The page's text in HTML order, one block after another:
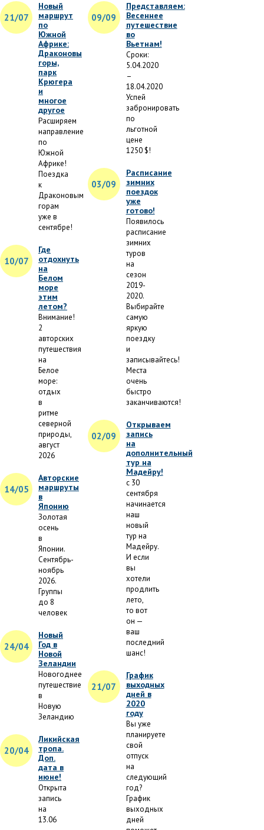
21/07
Новый
маршрут
по
Южной
Африке:
Драконовы
горы,
парк
Крюгера
и
многое
другое
Расширяем
направление
по
Южной
Африке!
Поездка
к
Драконовым
горам
уже в
сентябре!
10/07
Где
отдохнуть
на
Белом
море
этим
летом?
Внимание!
2
авторских
путешествия
на
Белое
море:
отдых
в
ритме
северной
природы,
август
2026
14/05
Авторские
маршруты
в
Японию
Золотая
осень
в
Японии.
Сентябрь-
ноябрь
2026.
Группы
до 8
человек
24/04
Новый
Год в
Новой
Зеландии
Новогоднее
путешествие
в
Новую
Зеландию
20/04
Ликийская
тропа.
Доп.
дата в
июне!
Открыта
запись
на
13.06
09/09
Представляем:
Весеннее
путешествие
во
Вьетнам!
Сроки:
5.04.2020
–
18.04.2020
Успей
забронировать
по
льготной
цене
1250 $!
03/09
Расписание
зимних
поездок
уже
готово!
Появилось
расписание
зимних
туров
на
сезон
2019-
2020.
Выбирайте
самую
яркую
поездку
и
записывайтесь!
Места
очень
быстро
заканчиваются!
02/09
Открываем
запись
на
дополнительный
тур на
Мадейру!
с 30
сентября
начинается
наш
новый
тур на
Мадейру.
И если
вы
хотели
продлить
лето,
то вот
он —
ваш
последний
шанс!
21/07
График
выходных
дней в
2020
году
Вы уже
планируете
свой
отпуск
на
следующий
год?
График
выходных
дней